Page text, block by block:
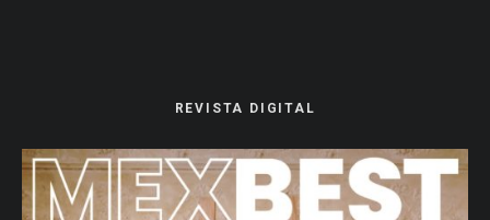
REVISTA DIGITAL